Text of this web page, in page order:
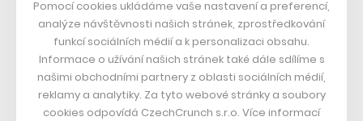
• 2.4 million copies sold
• $75 million+ in sales generated
• 100k+ attendees to the livestream launch
All within the first 4 hours…
Pomocí cookies ukládáme vaše nastavení a preferencí,
analýze návštěvnosti našich stránek, zprostředkování
funkcí sociálních médií a k personalizaci obsahu.
Informace o užívání našich stránek také dále sdílíme s
našimi obchodními partnery z oblasti sociálních médií,
reklamy a analytiky. Za tyto webové stránky a soubory
cookies odpovídá CzechCrunch s.r.o. Více informací